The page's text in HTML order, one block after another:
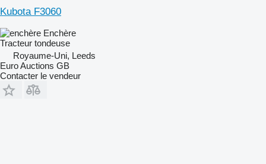
Kubota F3060
Enchère
Tracteur tondeuse
Royaume-Uni, Leeds
Euro Auctions GB
Contacter le vendeur